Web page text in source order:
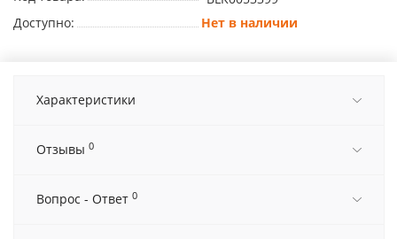
Доступно:
Нет в наличии
Характеристики
Отзывы 0
Вопрос - Ответ 0